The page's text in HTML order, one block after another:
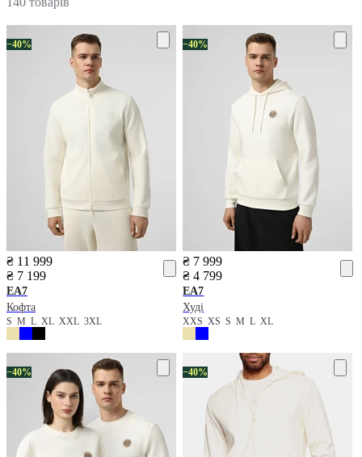
−40%
₴ 11 999
₴ 7 199
EA7
Кофта
S M L XL XXL 3XL
−40%
₴ 7 999
₴ 4 799
EA7
Худі
XXSXSSMLXL
−40% −40%